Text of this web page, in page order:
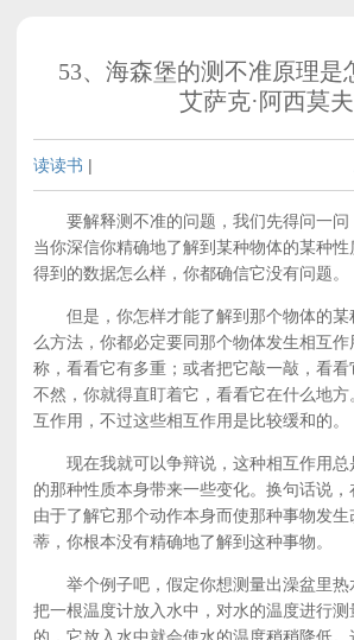
53、海森堡的测不准原理是
艾萨克·阿西莫夫
读读书 |
要解释测不准的问题，我们先得问一问
当你深信你精确地了解到某种物体的某种
得到的数据怎么样，你都确信它没有问题。
但是，你怎样才能了解到那个物体的某
么方法，你都必定要同那个物体发生相互
称，看看它有多重；或者把它敲一敲，看
不然，你就得直盯着它，看看它在什么地
互作用，不过这些相互作用是比较缓和的。
现在我就可以争辩说，这种相互作用总
的那种性质本身带来一些变化。换句话说
由于了解它那个动作本身而使那种事物发
蒂，你根本没有精确地了解到这种事物。
举个例子吧，假定你想测量出澡盆里热
把一根温度计放入水中，对水的温度进行